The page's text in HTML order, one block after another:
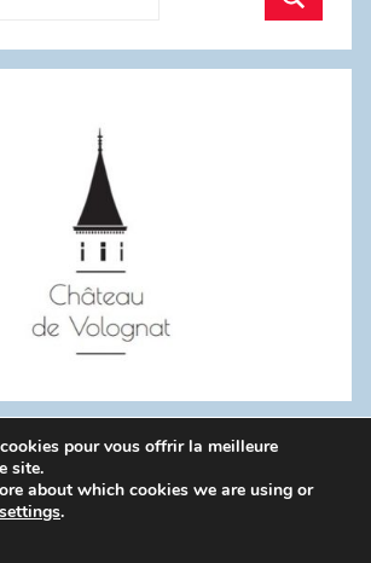
Theme: Donovan by ThemeZee.
pour vous offrir la meilleure
site.
about which cookies we are using or
settings.